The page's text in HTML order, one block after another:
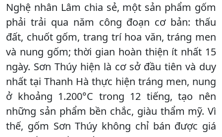
Nghệ nhân Lâm chia sẻ, một sản phẩm gốm
phải trải qua năm công đoạn cơ bản: thấu
đất, chuốt gốm, trang trí hoa văn, tráng men
và nung gốm; thời gian hoàn thiện ít nhất 15
ngày. Sơn Thúy hiện là cơ sở đầu tiên và duy
nhất tại Thanh Hà thực hiện tráng men, nung
ở khoảng 1.200°C trong 12 tiếng, tạo nên
những sản phẩm bền chắc, giàu thẩm mỹ. Vì
thế, gốm Sơn Thúy không chỉ bán được giá